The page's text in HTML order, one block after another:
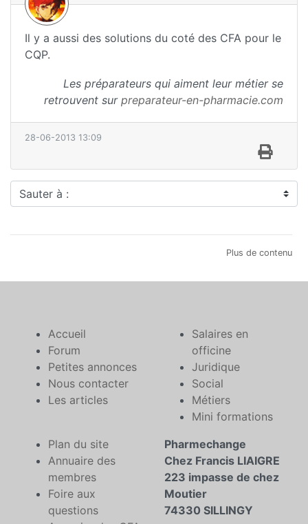
Il y a aussi des solutions du coté des CFA pour le
CQP.
Les préparateurs qui aiment leur métier se
retrouvent sur preparateur-en-pharmacie.com
28-06-2013 13:09
Sauter à :
Plus de contenu
Accueil
Forum
Petites annonces
Nous contacter
Les articles
Salaires en
officine
Juridique
Social
Métiers
Mini formations
Plan du site
Annuaire des
membres
Foire aux
questions
Pharmechange
Chez Francis LIAIGRE
223 impasse de chez
Moutier
74330 SILLINGY